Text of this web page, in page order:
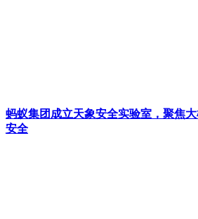
蚂蚁集团成立天象安全实验室，聚焦
安全